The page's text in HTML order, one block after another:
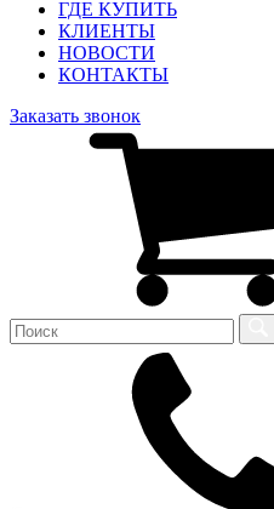
ГДЕ КУПИТЬ
КЛИЕНТЫ
НОВОСТИ
КОНТАКТЫ
Заказать звонок